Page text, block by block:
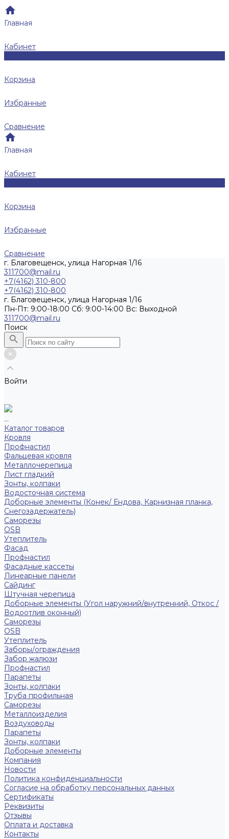
Главная
Кабинет
Корзина
Избранные
Сравнение
Главная
Кабинет
Корзина
Избранные
Сравнение
г. Благовещенск, улица Нагорная 1/16
311700@mail.ru
+7(4162) 310-800
+7(4162) 310-800
г. Благовещенск, улица Нагорная 1/16
Пн-Пт: 9:00-18:00 Cб: 9:00-14:00 Вс: Выходной
311700@mail.ru
Поиск
Войти
...
Каталог товаров
Кровля
Профнастил
Фальцевая кровля
Металлочерепица
Лист гладкий
Зонты, колпаки
Водосточная система
Доборные элементы (Конек/ Ендова, Карнизная планка,
Снегозадержатель)
Саморезы
ОSB
Утеплитель
Фасад
Профнастил
Фасадные кассеты
Линеарные панели
Сайдинг
Штучная черепица
Доборные элементы (Угол наружний/внутренний, Откос /
Водоотлив оконный)
Саморезы
OSB
Утеплитель
Заборы/ограждения
Забор жалюзи
Профнастил
Парапеты
Зонты, колпаки
Труба профильная
Саморезы
Металлоизделия
Воздуховоды
Парапеты
Зонты, колпаки
Доборные элементы
Компания
Новости
Политика конфиденциальности
Согласие на обработку персональных данных
Сертификаты
Реквизиты
Отзывы
Оплата и доставка
Контакты